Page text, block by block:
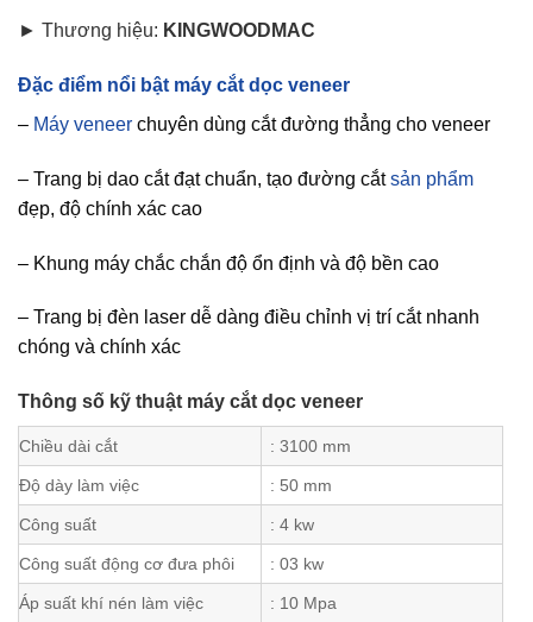
► Thương hiệu: KINGWOODMAC
Đặc điểm nổi bật máy cắt dọc veneer
– Máy veneer chuyên dùng cắt đường thẳng cho veneer
– Trang bị dao cắt đạt chuẩn, tạo đường cắtsản phẩm
đẹp, độ chính xác cao
– Khung máy chắc chắn độ ổn định và độ bền cao
– Trang bị đèn laser dễ dàng điều chỉnh vị trí cắt nhanh
chóng và chính xác
Thông số kỹ thuật máy cắt dọc veneer
Chiều dài cắt : 3100 mm
Độ dày làm việc : 50 mm
Công suất : 4 kw
Công suất động cơ đưa phôi : 03 kw
Áp suất khí nén làm việc : 10 Mpa